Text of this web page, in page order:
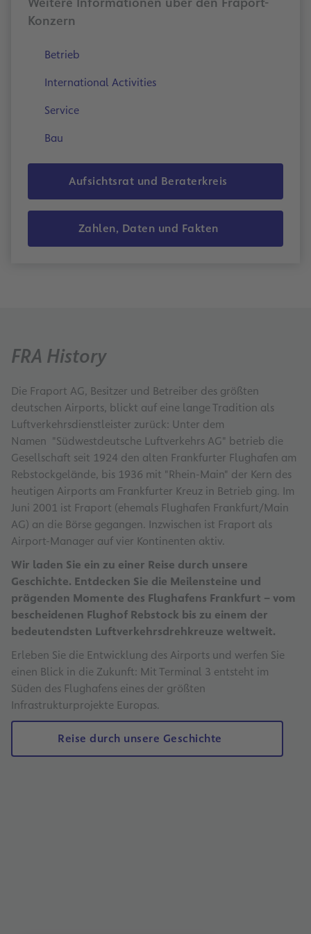
Konzern
Betrieb
International Activities
Service
Bau
Aufsichtsrat und Beraterkreis
Zahlen, Daten und Fakten
FRA History
Die Fraport AG, Besitzer und Betreiber des größten
deutschen Airports, blickt auf eine lange Tradition als
Luftverkehrsdienstleister zurück: Unter dem
Namen "Südwestdeutsche Luftverkehrs AG" betrieb die
Gesellschaft seit 1924 den alten Frankfurter Flughafen am
Rebstockgelände, bis 1936 mit "Rhein-Main" der Kern des
heutigen Airports am Frankfurter Kreuz in Betrieb ging. Im
Juni 2001 ist Fraport (ehemals Flughafen Frankfurt/Main
AG) an die Börse gegangen. Inzwischen ist Fraport als
Airport-Manager auf vier Kontinenten aktiv.
Wir laden Sie ein zu einer Reise durch unsere
Geschichte. Entdecken Sie die Meilensteine und
prägenden Momente des Flughafens Frankfurt – vom
bescheidenen Flughof Rebstock bis zu einem der
bedeutendsten Luftverkehrsdrehkreuze weltweit.
Erleben Sie die Entwicklung des Airports und werfen Sie
einen Blick in die Zukunft: Mit Terminal 3 entsteht im
Süden des Flughafens eines der größten
Infrastrukturprojekte Europas.
Reise durch unsere Geschichte